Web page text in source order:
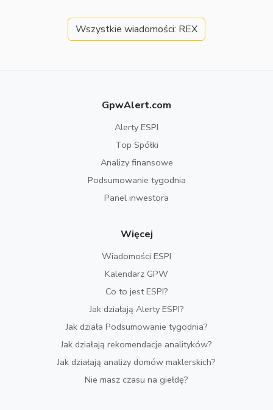
Wszystkie wiadomości: REX
GpwAlert.com
Alerty ESPI
Top Spółki
Analizy finansowe
Podsumowanie tygodnia
Panel inwestora
Więcej
Wiadomości ESPI
Kalendarz GPW
Co to jest ESPI?
Jak działają Alerty ESPI?
Jak działa Podsumowanie tygodnia?
Jak działają rekomendacje analityków?
Jak działają analizy domów maklerskich?
Nie masz czasu na giełdę?